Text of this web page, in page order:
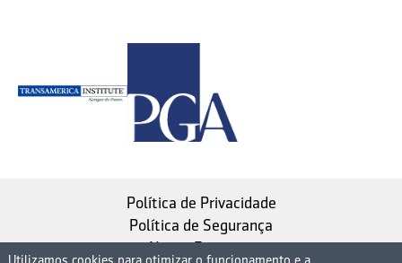
Política de Privacidade
Política de Segurança
Nosso Estatuto